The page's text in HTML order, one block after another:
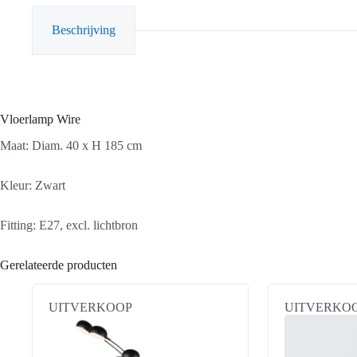
Beschrijving
Vloerlamp Wire
Maat: Diam. 40 x H 185 cm
Kleur: Zwart
Fitting: E27, excl. lichtbron
Gerelateerde producten
UITVERKOOP